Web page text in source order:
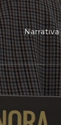
Narrativa